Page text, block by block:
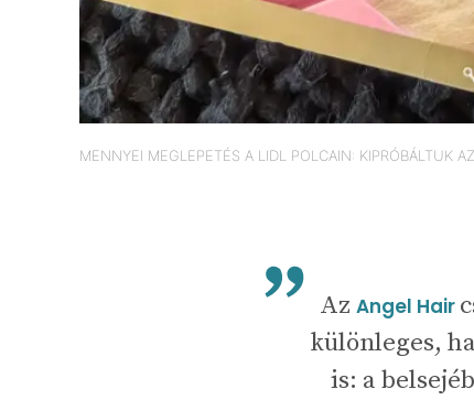
MENNYEI MEGLEPETÉS A LIDL POLCAIN: KIPRÓBÁLTUK
Az Angel Hair
különleges,
is: a